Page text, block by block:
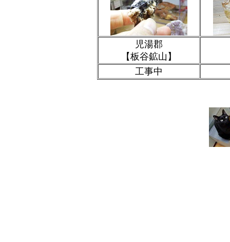
児湯郡
【板谷鉱山】
工事中